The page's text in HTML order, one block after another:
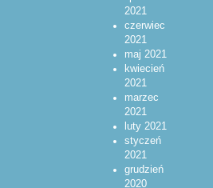
2021
czerwiec
2021
maj 2021
kwiecień
2021
marzec
2021
luty 2021
styczeń
2021
grudzień
2020